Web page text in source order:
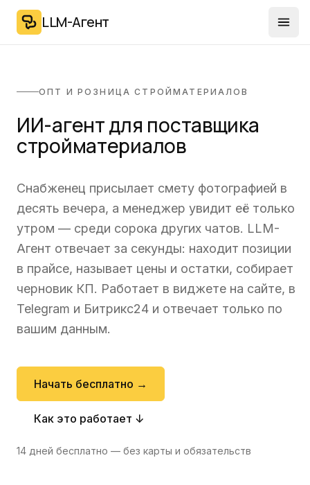
LLM-Агент
ОПТ И РОЗНИЦА СТРОЙМАТЕРИАЛОВ
ИИ-агент для поставщика
стройматериалов
Снабженец присылает смету фотографией в
десять вечера, а менеджер увидит её только
утром — среди сорока других чатов. LLM-
Агент отвечает за секунды: находит позиции
в прайсе, называет цены и остатки, собирает
черновик КП. Работает в виджете на сайте, в
Telegram и Битрикс24 и отвечает только по
вашим данным.
Начать бесплатно →
Как это работает ↓
14 дней бесплатно — без карты и обязательств